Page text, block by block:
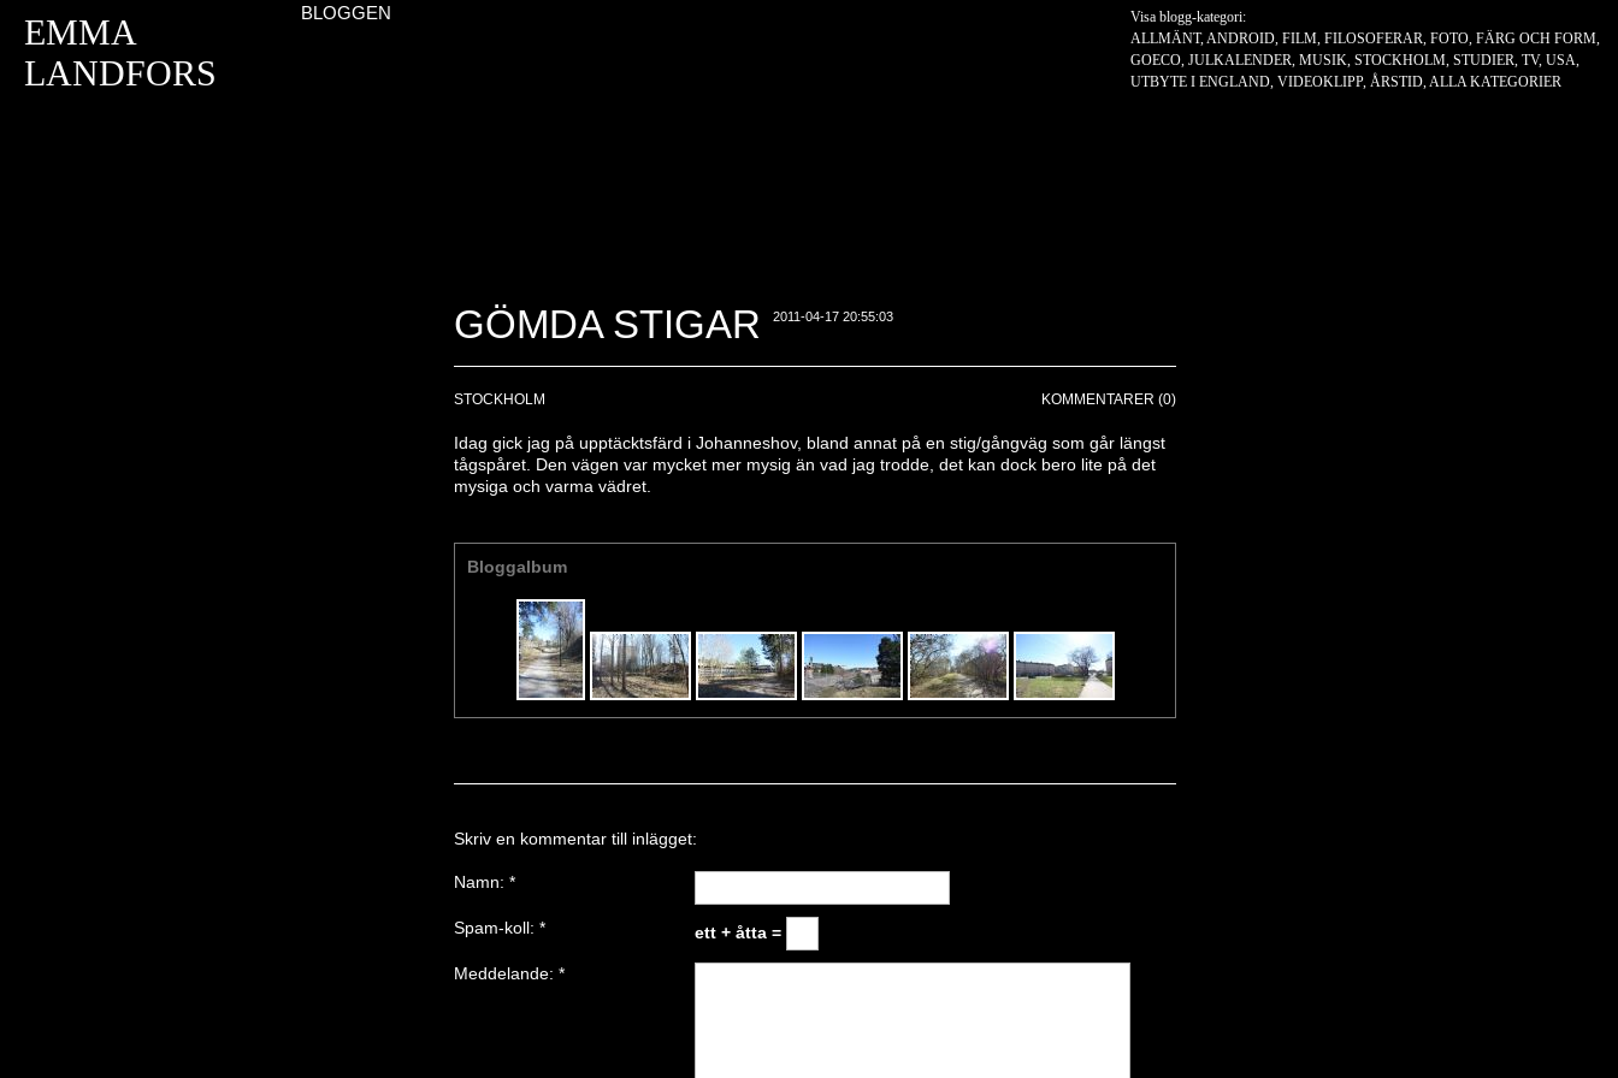
EMMA
LANDFORS
Visa blogg-kategori:
ALLMÄNT,ANDROID, FILM, FILOSOFERAR, FOTO, FÄRG OCH FORM,
GOECO, JULKALENDER, MUSIK, STOCKHOLM, STUDIER, TV, USA,
UTBYTE I ENGLAND, VIDEOKLIPP, ÅRSTID,ALLA KATEGORIER
BLOGGEN
GÖMDA STIGAR 2011-04-17 20:55:03
STOCKHOLM KOMMENTARER (0)
Idag gick jag på upptäcktsfärd i Johanneshov, bland annat på en stig/gångväg som går längst
tågspåret. Den vägen var mycket mer mysig än vad jag trodde, det kan dock bero lite på det
mysiga och varma vädret.
Bloggalbum
Skriv en kommentar till inlägget:
Namn: *
Spam-koll: * ett + åtta =
Meddelande: *